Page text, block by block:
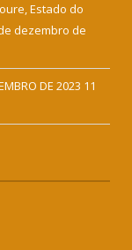
Estado do
dezembro de
DE 2023 11